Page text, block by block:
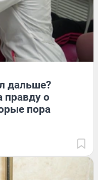
дальше?
правду о
пора